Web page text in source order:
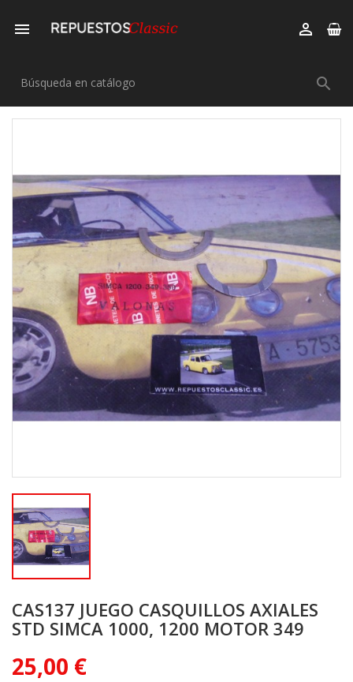
 

CAS137 JUEGO CASQUILLOS AXIALES
STD SIMCA 1000, 1200 MOTOR 349
25,00 €